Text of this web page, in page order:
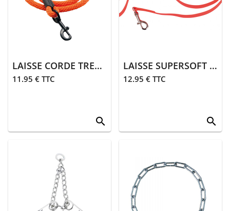
> Entretien
Animalerie
> Sifflets,
LAISSE CORDE TRESSÉE 120 CM | ORANGE
11.95 € TTC
search
LAISSE SUPERSOFT 130 CM | ORANGE
12.95 € TTC
search